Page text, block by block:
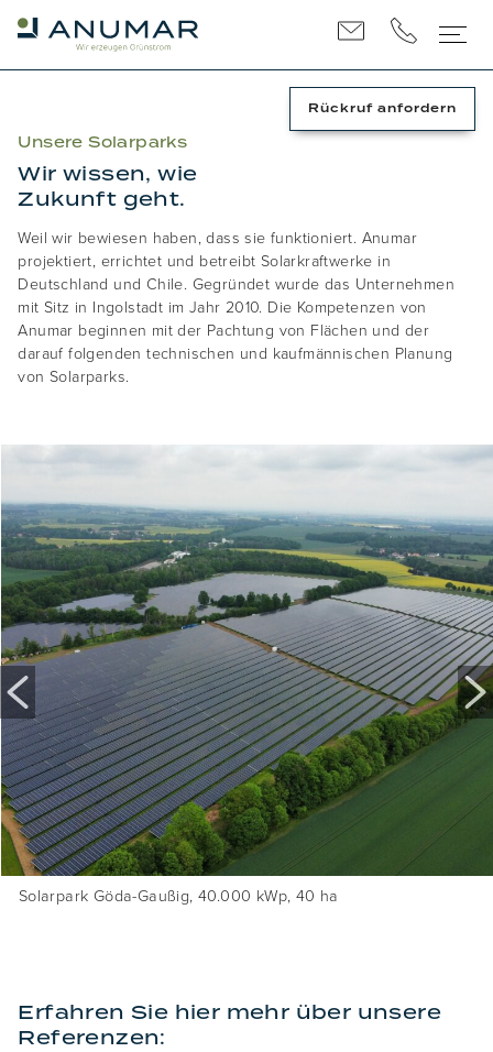
Rückruf anfordern
Unsere Solarparks
Wir wissen, wie
Zukunft geht.
Weil wir bewiesen haben, dass sie funktioniert. Anumar
projektiert, errichtet und betreibt Solarkraftwerke in
Deutschland und Chile. Gegründet wurde das Unternehmen
mit Sitz in Ingolstadt im Jahr 2010. Die Kompetenzen von
Anumar beginnen mit der Pachtung von Flächen und der
darauf folgenden technischen und kaufmännischen Planung
von Solarparks.
Solarpark Quedlinburg, 23.500 kWp, 25 ha
Erfahren Sie hier mehr über unsere
Referenzen: